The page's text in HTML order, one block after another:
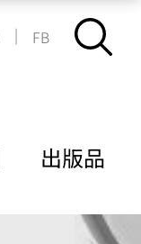
| FB
出版品